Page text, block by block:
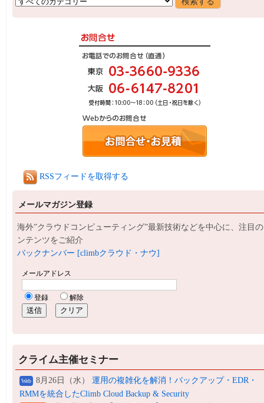
RSSフィードを取得する
メールマガジン登録
海外”クラウドコンピューティング”最新技術などを中心に、注目
ンテンツをご紹介
バックナンバー [climbクラウド・ナウ]
クライム主催セミナー
Web 8月26日（水） 運用の複雑化を解消！バックアップ・EDR・
RMMを統合したClimb Cloud Backup & Security